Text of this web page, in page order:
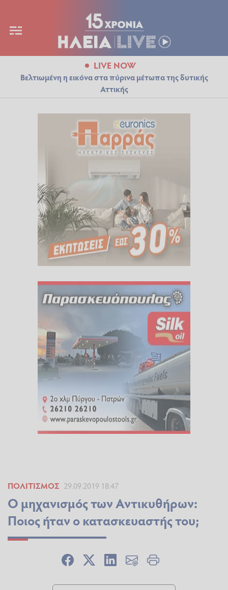
LIVE NOW
Βελτιωμένη η εικόνα στα πύρινα μέτωπα της δυτικής
Αττικής
ΠΟΛΙΤΙΣΜΌΣ 29.09.2019 18:47
Ο μηχανισμός των Αντικυθήρων:
Ποιος ήταν ο κατασκευαστής του;